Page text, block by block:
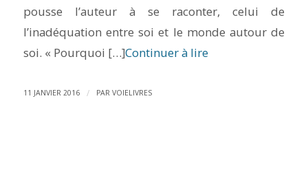
pousse l’auteur à se raconter, celui de
l’inadéquation entre soi et le monde autour de
soi. « Pourquoi […]Continuer à lire
11 JANVIER 2016 / PAR VOIELIVRES